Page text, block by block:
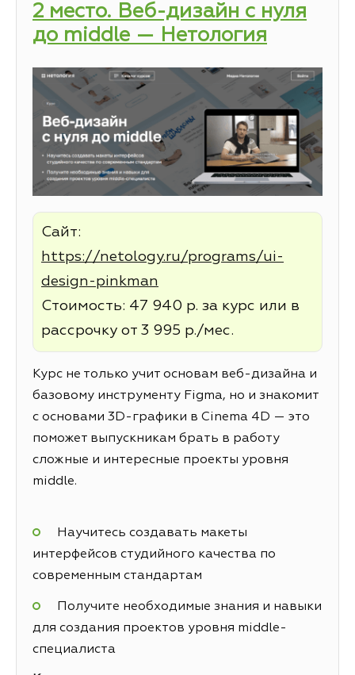
2 место. Веб-дизайн с нуля
до middle — Нетология
Сайт:
https://netology.ru/programs/ui-
design-pinkman
Стоимость: 47 940 р. за курс или в
рассрочку от 3 995 р./мес.
Курс не только учит основам веб-дизайна и
базовому инструменту Figma, но и знакомит
с основами 3D-графики в Cinema 4D — это
поможет выпускникам брать в работу
сложные и интересные проекты уровня
middle.
Научитесь создавать макеты
интерфейсов студийного качества по
современным стандартам
Получите необходимые знания и навыки
для создания проектов уровня middle-
специалиста